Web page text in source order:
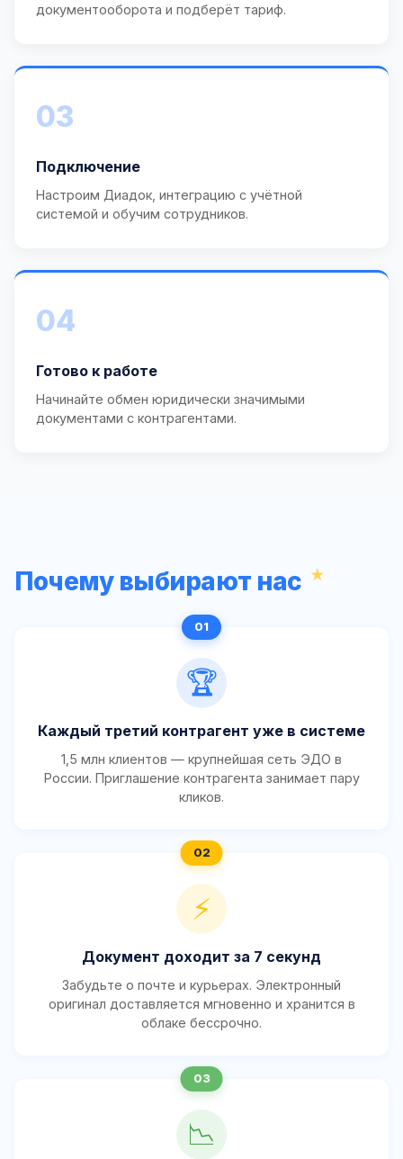
документооборота и подберёт тариф.
03
Подключение
Настроим Диадок, интеграцию с учётной
системой и обучим сотрудников.
04
Готово к работе
Начинайте обмен юридически значимыми
документами с контрагентами.
Почему выбирают нас
🏆
Каждый третий контрагент уже в системе
1,5 млн клиентов — крупнейшая сеть ЭДО в
России. Приглашение контрагента занимает пару
кликов.
⚡
Документ доходит за 7 секунд
Забудьте о почте и курьерах. Электронный
оригинал доставляется мгновенно и хранится в
облаке бессрочно.
📉